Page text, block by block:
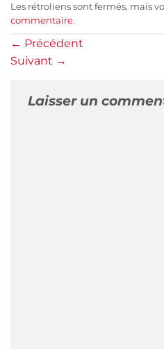
Les rétroliens sont fermés, mais
commentaire.
← Précédent
Suivant →
Laisser un